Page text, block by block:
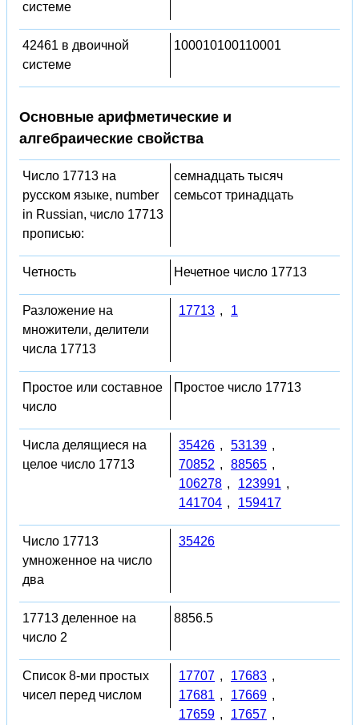
системе
42461 в двоичной
системе
100010100110001
Основные арифметические и
алгебраические свойства
Число 17713 на
русском языке, number
in Russian, число 17713
прописью:
семнадцать тысяч
семьсот тринадцать
Четность Нечетное число 17713
Разложение на
множители, делители
числа 17713
17713 , 1
Простое или составное
число
Простое число 17713
Числа делящиеся на
целое число 17713
35426 , 53139 ,
70852 , 88565 ,
106278 , 123991 ,
141704 , 159417
Число 17713
умноженное на число
два
35426
17713 деленное на
число 2
8856.5
Список 8-ми простых
чисел перед числом
17707 , 17683 ,
17681 , 17669 ,
17659 , 17657 ,